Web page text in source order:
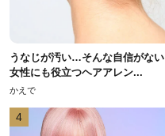
うなじが汚い…そんな自信がない
女性にも役立つヘアアレン...
かえで
4